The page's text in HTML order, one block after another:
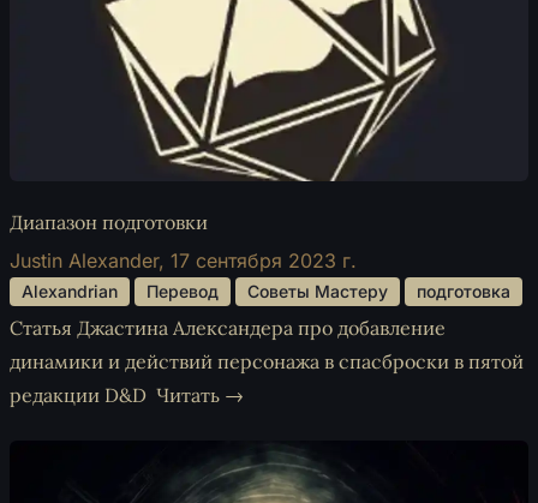
Диапазон подготовки
Justin Alexander, 17 сентября 2023 г.
Alexandrian Перевод Советы Мастеру подготовка
Статья Джастина Александера про добавление
динамики и действий персонажа в спасброски в пятой
редакции D&D Читать →